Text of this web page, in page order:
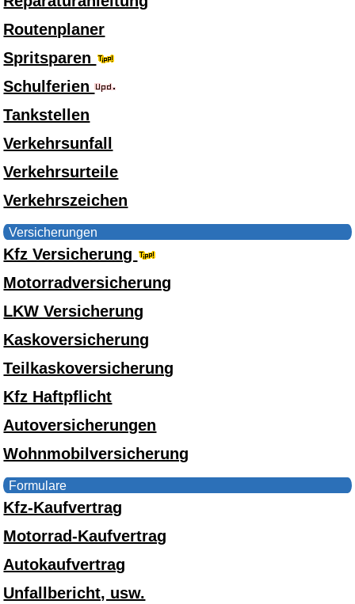
Routenplaner
Spritsparen
Schulferien
Tankstellen
Verkehrsunfall
Verkehrsurteile
Verkehrszeichen
Versicherungen
Kfz Versicherung
Motorradversicherung
LKW Versicherung
Kaskoversicherung
Teilkaskoversicherung
Kfz Haftpflicht
Autoversicherungen
Wohnmobilversicherung
Formulare
Kfz-Kaufvertrag
Motorrad-Kaufvertrag
Autokaufvertrag
Unfallbericht, usw.